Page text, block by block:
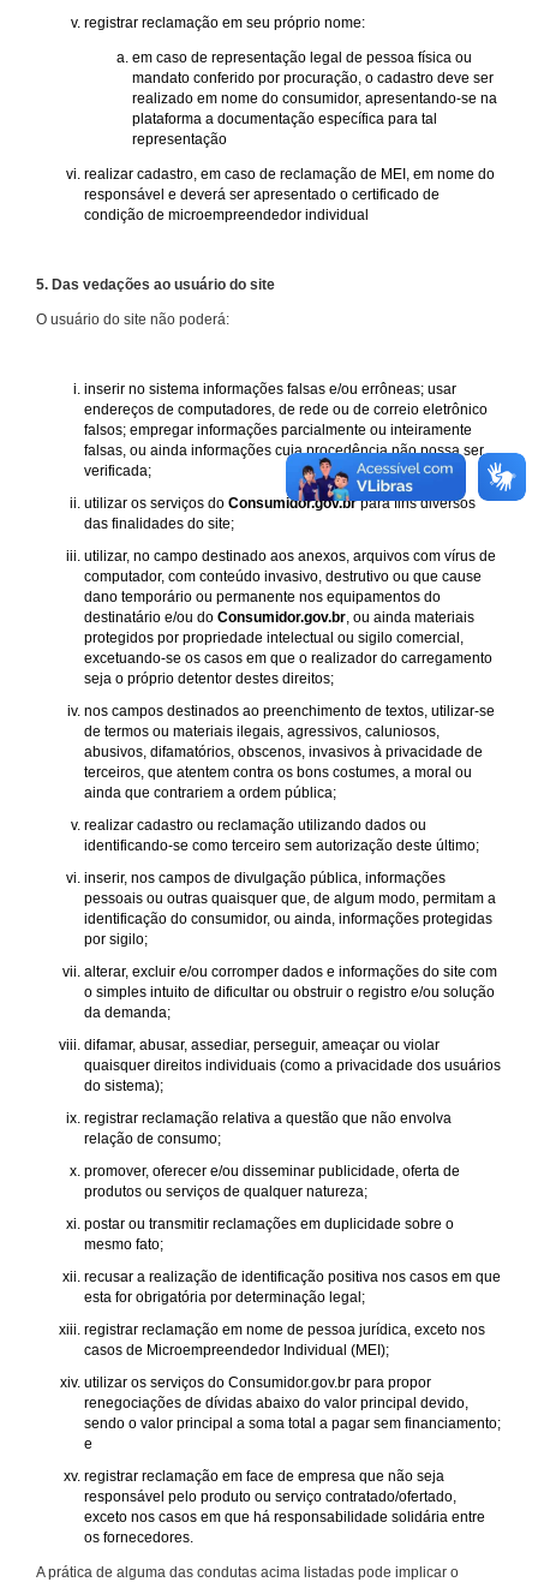
registrar reclamação em seu próprio nome:
em caso de representação legal de pessoa física ou
mandato conferido por procuração, o cadastro deve ser
realizado em nome do consumidor, apresentando-se na
plataforma a documentação específica para tal
representação
realizar cadastro, em caso de reclamação de MEI, em nome do
responsável e deverá ser apresentado o certificado de
condição de microempreendedor individual
5. Das vedações ao usuário do site
O usuário do site não poderá:
inserir no sistema informações falsas e/ou errôneas; usar
endereços de computadores, de rede ou de correio eletrônico
falsos; empregar informações parcialmente ou inteiramente
falsas, ou ainda informações cuja procedência não possa ser
verificada;
utilizar os serviços do Consumidor.gov.brpara fins diversos
das finalidades do site;
utilizar, no campo destinado aos anexos, arquivos com vírus de
computador, com conteúdo invasivo, destrutivo ou que cause
dano temporário ou permanente nos equipamentos do
destinatário e/ou do Consumidor.gov.br , ou ainda materiais
protegidos por propriedade intelectual ou sigilo comercial,
excetuando-se os casos em que o realizador do carregamento
seja o próprio detentor destes direitos;
nos campos destinados ao preenchimento de textos, utilizar-se
de termos ou materiais ilegais, agressivos, caluniosos,
abusivos, difamatórios, obscenos, invasivos à privacidade de
terceiros, que atentem contra os bons costumes, a moral ou
ainda que contrariem a ordem pública;
realizar cadastro ou reclamação utilizando dados ou
identificando-se como terceiro sem autorização deste último;
inserir, nos campos de divulgação pública, informações
pessoais ou outras quaisquer que, de algum modo, permitam a
identificação do consumidor, ou ainda, informações protegidas
por sigilo;
alterar, excluir e/ou corromper dados e informações do site com
o simples intuito de dificultar ou obstruir o registro e/ou solução
da demanda;
difamar, abusar, assediar, perseguir, ameaçar ou violar
quaisquer direitos individuais (como a privacidade dos usuários
do sistema);
registrar reclamação relativa a questão que não envolva
relação de consumo;
promover, oferecer e/ou disseminar publicidade, oferta de
produtos ou serviços de qualquer natureza;
postar ou transmitir reclamações em duplicidade sobre o
mesmo fato;
recusar a realização de identificação positiva nos casos em que
esta for obrigatória por determinação legal;
registrar reclamação em nome de pessoa jurídica, exceto nos
casos de Microempreendedor Individual (MEI);
utilizar os serviços do Consumidor.gov.br para propor
renegociações de dívidas abaixo do valor principal devido,
sendo o valor principal a soma total a pagar sem financiamento;
e
registrar reclamação em face de empresa que não seja
responsável pelo produto ou serviço contratado/ofertado,
exceto nos casos em que há responsabilidade solidária entre
os fornecedores.
A prática de alguma das condutas acima listadas pode implicar o